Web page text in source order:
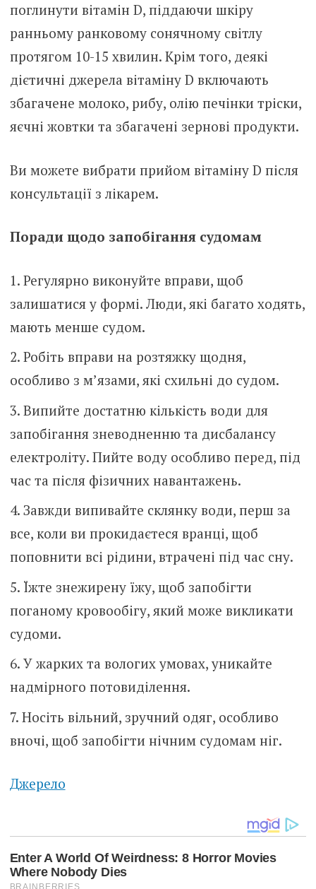
поглинути вітамін D, піддаючи шкіру
ранньому ранковому сонячному світлу
протягом 10-15 хвилин. Крім того, деякі
дієтичні джерела вітаміну D включають
збагачене молоко, рибу, олію печінки тріски,
яєчні жовтки та збагачені зернові продукти.
Ви можете вибрати прийом вітаміну D після
консультації з лікарем.
Поради щодо запобігання судомам
Регулярно виконуйте вправи, щоб
залишатися у формі. Люди, які багато ходять,
мають менше судом.
Робіть вправи на розтяжку щодня,
особливо з м’язами, які схильні до судом.
Випийте достатню кількість води для
запобігання зневодненню та дисбалансу
електроліту. Пийте воду особливо перед, під
час та після фізичних навантажень.
Завжди випивайте склянку води, перш за
все, коли ви прокидаєтеся вранці, щоб
поповнити всі рідини, втрачені під час сну.
Їжте знежирену їжу, щоб запобігти
поганому кровообігу, який може викликати
судоми.
У жарких та вологих умовах, уникайте
надмірного потовиділення.
Носіть вільний, зручний одяг, особливо
вночі, щоб запобігти нічним судомам ніг.
Джерело